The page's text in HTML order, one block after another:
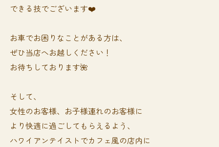
できる技でございます❤️
お車でお困りなことがある方は、
ぜひ当店へお越しください！
お待ちしております🌺
そして、
女性のお客様、お子様連れのお客様に
より快適に過ごしてもらえるよう、
ハワイアンテイストでカフェ風の店内に